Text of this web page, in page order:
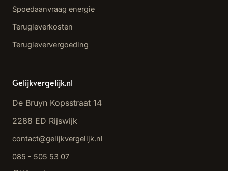
Spoedaanvraag energie
Terugleverkosten
Terugleververgoeding
Gelijkvergelijk.nl
De Bruyn Kopsstraat 14
2288 ED Rijswijk
contact@gelijkvergelijk.nl
085 - 505 53 07